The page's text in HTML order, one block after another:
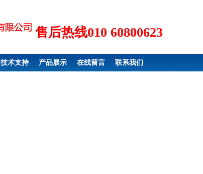
售后热线010 60800623
技术支持 产品展示 在线留言 联系我们